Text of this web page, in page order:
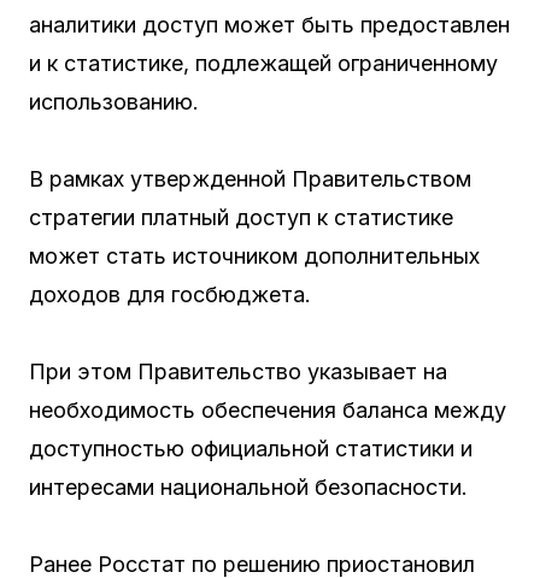
аналитики доступ может быть предоставлен
и к статистике, подлежащей ограниченному
использованию.
В рамках утвержденной Правительством
стратегии платный доступ к статистике
может стать источником дополнительных
доходов для госбюджета.
При этом Правительство указывает на
необходимость обеспечения баланса между
доступностью официальной статистики и
интересами национальной безопасности.
Ранее Росстат по решению приостановил